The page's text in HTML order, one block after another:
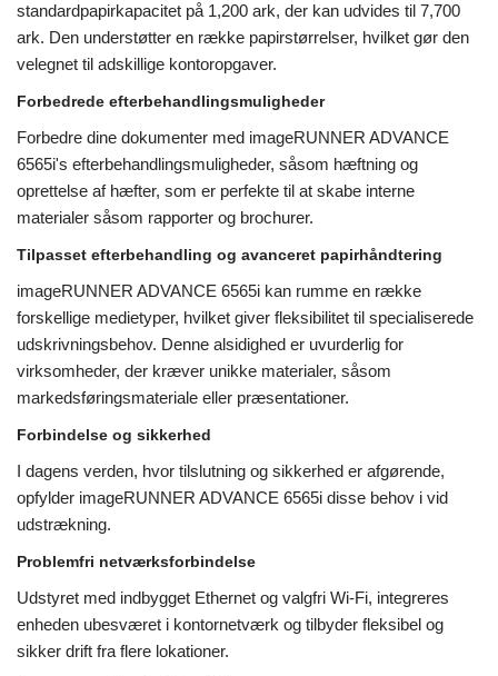
standardpapirkapacitet på 1,200 ark, der kan udvides til 7,700
ark. Den understøtter en række papirstørrelser, hvilket gør den
velegnet til adskillige kontoropgaver.
Forbedrede efterbehandlingsmuligheder
Forbedre dine dokumenter med imageRUNNER ADVANCE
6565i's efterbehandlingsmuligheder, såsom hæftning og
oprettelse af hæfter, som er perfekte til at skabe interne
materialer såsom rapporter og brochurer.
Tilpasset efterbehandling og avanceret papirhåndtering
imageRUNNER ADVANCE 6565i kan rumme en række
forskellige medietyper, hvilket giver fleksibilitet til specialiserede
udskrivningsbehov. Denne alsidighed er uvurderlig for
virksomheder, der kræver unikke materialer, såsom
markedsføringsmateriale eller præsentationer.
Forbindelse og sikkerhed
I dagens verden, hvor tilslutning og sikkerhed er afgørende,
opfylder imageRUNNER ADVANCE 6565i disse behov i vid
udstrækning.
Problemfri netværksforbindelse
Udstyret med indbygget Ethernet og valgfri Wi-Fi, integreres
enheden ubesværet i kontornetværk og tilbyder fleksibel og
sikker drift fra flere lokationer.